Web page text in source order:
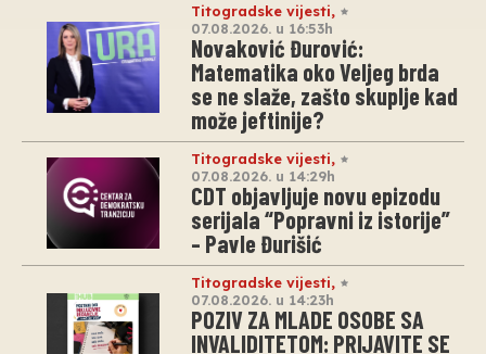
Titogradske vijesti,
07.08.2026. u 16:53h
Novaković Đurović:
Matematika oko Veljeg brda
se ne slaže, zašto skuplje kad
može jeftinije?
Titogradske vijesti,
07.08.2026. u 14:29h
CDT objavljuje novu epizodu
serijala “Popravni iz istorije”
– Pavle Đurišić
Titogradske vijesti,
07.08.2026. u 14:23h
POZIV ZA MLADE OSOBE SA
INVALIDITETOM: PRIJAVITE SE